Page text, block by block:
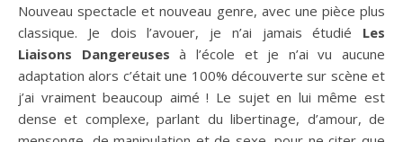
Nouveau spectacle et nouveau genre, avec une pièce plus
classique. Je dois l’avouer, je n’ai jamais étudié Les
Liaisons Dangereuses à l’école et je n’ai vu aucune
adaptation alors c’était une 100% découverte sur scène et
j’ai vraiment beaucoup aimé ! Le sujet en lui même est
dense et complexe, parlant du libertinage, d’amour, de